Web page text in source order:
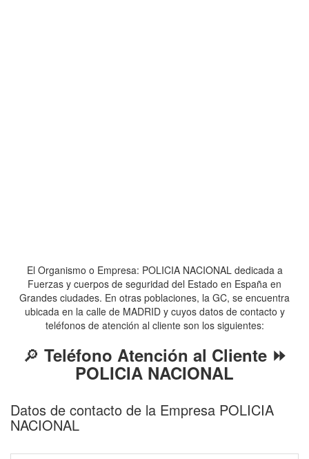
El Organismo o Empresa: POLICIA NACIONAL dedicada a
Fuerzas y cuerpos de seguridad del Estado en España en
Grandes ciudades. En otras poblaciones, la GC, se encuentra
ubicada en la calle de MADRID y cuyos datos de contacto y
teléfonos de atención al cliente son los siguientes:
🔎 Teléfono Atención al Cliente ⏩
POLICIA NACIONAL
Datos de contacto de la Empresa POLICIA
NACIONAL